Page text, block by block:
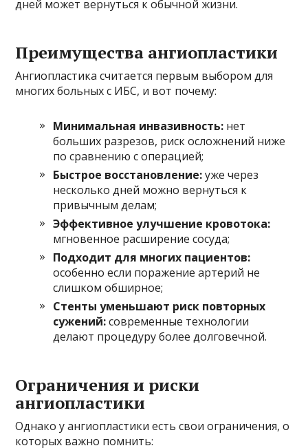
дней может вернуться к обычной жизни.
Преимущества ангиопластики
Ангиопластика считается первым выбором для
многих больных с ИБС, и вот почему:
Минимальная инвазивность: нет
больших разрезов, риск осложнений ниже
по сравнению с операцией;
Быстрое восстановление:уже через
несколько дней можно вернуться к
привычным делам;
Эффективное улучшение кровотока:
мгновенное расширение сосуда;
Подходит для многих пациентов:
особенно если поражение артерий не
слишком обширное;
Стенты уменьшают риск повторных
сужений:современные технологии
делают процедуру более долговечной.
Ограничения и риски
ангиопластики
Однако у ангиопластики есть свои ограничения, о
которых важно помнить: